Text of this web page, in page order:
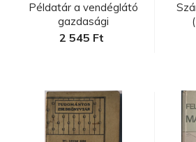
Példatár a vendéglátó
gazdasági
számításokhoz...
2 545 Ft